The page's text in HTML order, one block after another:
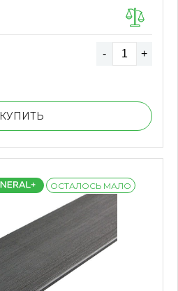
- +
КУПИТЬ
ОСТАЛОСЬ МАЛО